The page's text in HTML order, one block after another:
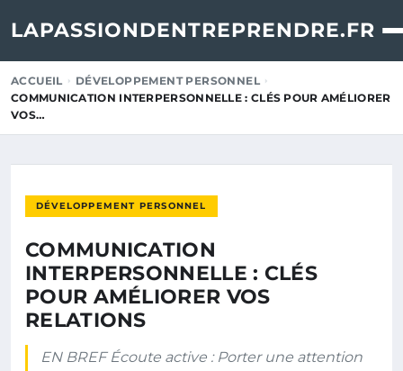
LAPASSIONDENTREPRENDRE.FR
ACCUEIL
DÉVELOPPEMENT PERSONNEL
COMMUNICATION INTERPERSONNELLE : CLÉS POUR AMÉLIORER
VOS…
DÉVELOPPEMENT PERSONNEL
COMMUNICATION
INTERPERSONNELLE : CLÉS
POUR AMÉLIORER VOS
RELATIONS
EN BREF Écoute active : Porter une attention